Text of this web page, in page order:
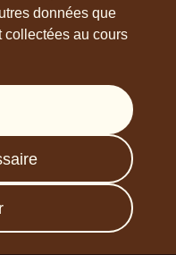
données que
collectées au cours